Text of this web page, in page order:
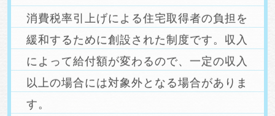
消費税率引上げによる住宅取得者の負担を
緩和するために創設された制度です。収入
によって給付額が変わるので、一定の収入
以上の場合には対象外となる場合がありま
す。